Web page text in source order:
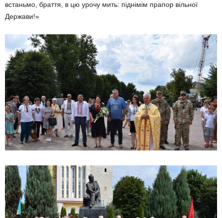
встаньмо, браття, в цю урочу мить: піднімім прапор вільної
Держави!»